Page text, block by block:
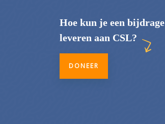
Hoe kun je een bijdrage
leveren aan CSL?
DONEER